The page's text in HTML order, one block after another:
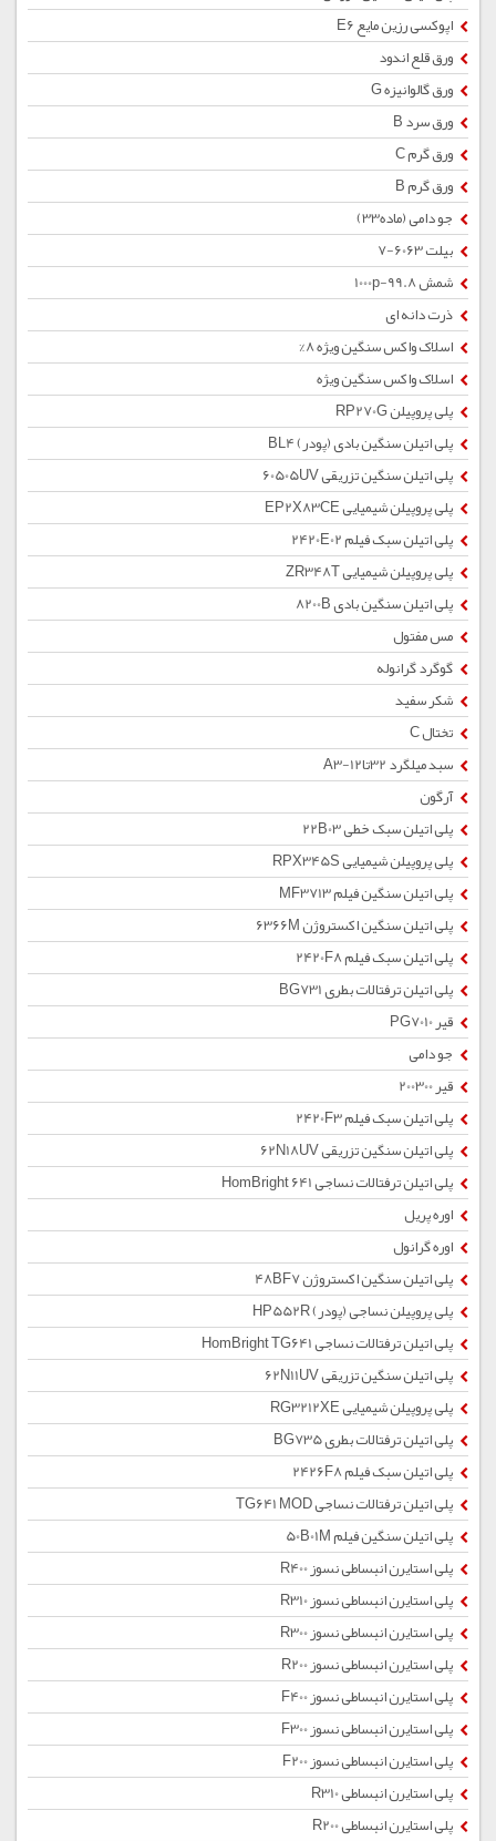
اپوکسی رزین مایع E6
ورق قلع اندود
ورق گالوانیزه G
ورق سرد B
ورق گرم C
ورق گرم B
جو دامی (ماده33)
بیلت 6063-7
شمش 1000p-99.8
ذرت دانه ای
اسلاک واکس سنگین ویژه 8%
اسلاک واکس سنگین ویژه
پلی پروپیلن RP270G
پلی اتیلن سنگین بادی (پودر) BL4
پلی اتیلن سنگین تزریقی 60505UV
پلی پروپیلن شیمیایی EP2X83CE
پلی اتیلن سبک فیلم 2420E02
پلی پروپیلن شیمیایی ZR348T
پلی اتیلن سنگین بادی 8200B
مس مفتول
گوگرد گرانوله
شکر سفید
تختال C
سبد میلگرد 32تا12-A3
آرگون
پلی اتیلن سبک خطی 22B03
پلی پروپیلن شیمیایی RPX345S
پلی اتیلن سنگین فیلم MF3713
پلی اتیلن سنگین اکستروژن 6366M
پلی اتیلن سبک فیلم 2420F8
پلی اتیلن ترفتالات بطری BG731
قیر PG7010
جو دامی
قیر 200300
پلی اتیلن سبک فیلم 2420F3
پلی اتیلن سنگین تزریقی 62N18UV
پلی اتیلن ترفتالات نساجی HomBright 641
اوره پریل
اوره گرانول
پلی اتیلن سنگین اکستروژن 48BF7
پلی پروپیلن نساجی (پودر) HP552R
پلی اتیلن ترفتالات نساجی HomBright TG641
پلی اتیلن سنگین تزریقی 62N11UV
پلی پروپیلن شیمیایی RG3212XE
پلی اتیلن ترفتالات بطری BG735
پلی اتیلن سبک فیلم 2426F8
پلی اتیلن ترفتالات نساجی TG641 MOD
پلی اتیلن سنگین فیلم 50B01M
پلی استایرن انبساطی نسوز R400
پلی استایرن انبساطی نسوز R310
پلی استایرن انبساطی نسوز R300
پلی استایرن انبساطی نسوز R200
پلی استایرن انبساطی نسوز F400
پلی استایرن انبساطی نسوز F300
پلی استایرن انبساطی نسوز F200
پلی استایرن انبساطی R310
پلی استایرن انبساطی R200